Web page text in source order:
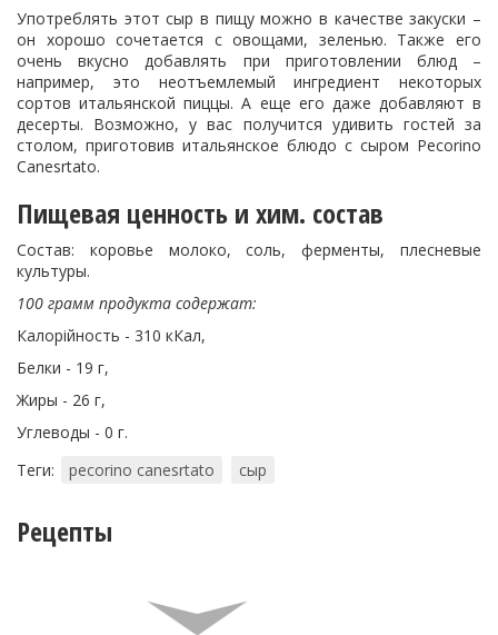
Употреблять этот сыр в пищу можно в качестве закуски –
он хорошо сочетается с овощами, зеленью. Также его
очень вкусно добавлять при приготовлении блюд –
например, это неотъемлемый ингредиент некоторых
сортов итальянской пиццы. А еще его даже добавляют в
десерты. Возможно, у вас получится удивить гостей за
столом, приготовив итальянское блюдо с сыром Pecorino
Canesrtato.
Пищевая ценность и хим. состав
Состав: коровье молоко, соль, ферменты, плесневые
культуры.
100 грамм продукта содержат:
Калорійность - 310 кКал,
Белки - 19 г,
Жиры - 26 г,
Углеводы - 0 г.
Теги:
pecorino canesrtato сыр
Рецепты